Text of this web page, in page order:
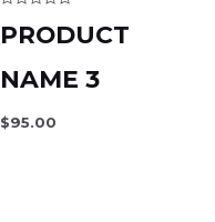
0
out
5
PRODUCT
NAME 3
$95.00